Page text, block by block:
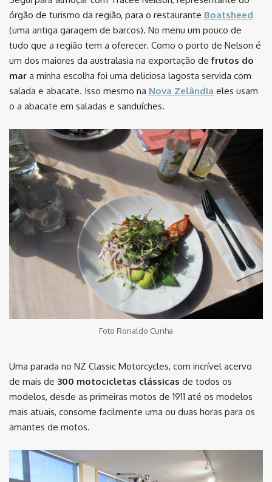
órgão de turismo da região, para o restaurante Boatsheed
(uma antiga garagem de barcos). No menu um pouco de
tudo que a região tem a oferecer. Como o porto de Nelson é
um dos maiores da australasia na exportação defrutos do
mar a minha escolha foi uma deliciosa lagosta servida com
salada e abacate. Isso mesmo na Nova Zelândia eles usam
o a abacate em saladas e sanduíches.
Foto Ronaldo Cunha
Uma parada no NZ Classic Motorcycles, com incrível acervo
de mais de 300 motocicletas clássicas de todos os
modelos, desde as primeiras motos de 1911 até os modelos
mais atuais, consome facilmente uma ou duas horas para os
amantes de motos.